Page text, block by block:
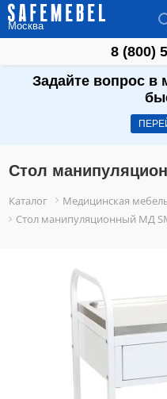
Москва
8 (800)
Задайте вопрос в
Стол
Каталог Медицинская
Стол манипуляционный МД